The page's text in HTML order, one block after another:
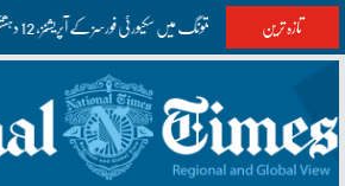
تازہ ترین واشک اور مستونگ میں سکیورٹی فورسز کے آپریشنز، 12 دہشتگرد جہنم واصل